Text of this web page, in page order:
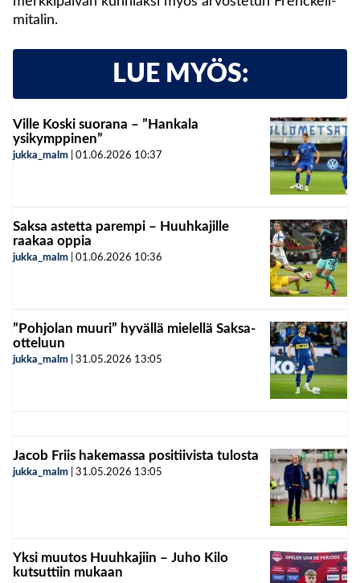
mitalin.
LUE MYÖS:
Ville Koski suorana – ”Hankala
ysikymppinen”
jukka_malm 01.06.2026 10:37
Saksa astetta parempi – Huuhkajille
raakaa oppia
jukka_malm 01.06.2026 10:36
”Pohjolan muuri” hyvällä mielellä Saksa-
otteluun
jukka_malm 31.05.2026 13:05
Jacob Friis hakemassa positiivista tulosta
jukka_malm 31.05.2026 13:05
Yksi muutos Huuhkajiin – Juho Kilo
kutsuttiin mukaan